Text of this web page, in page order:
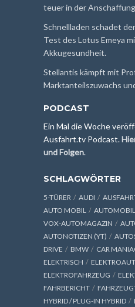
teuer in der
Schnellladen schadet
Test des Lotus Emeya
Akkugesundheit.
Stellantis kämpft mit
Marktanteilszuwachs
PODCAST
Ein Mal die Woche
Ausfahrt.tv Podcast.
und Folgen.
SCHLAGWÖRTER
5-TÜRER AUDI
AUTO MOBIL
AUTOMOBIL
VOX-AUTOMAGAZIN
AUTONOTIZEN (YT)
DRIVE
BMW CAR
ELEKTRISCH
ELEKTROFAHRZEUG
FAHRBERICHT
HYBRID / PLUG-IN HYBRID